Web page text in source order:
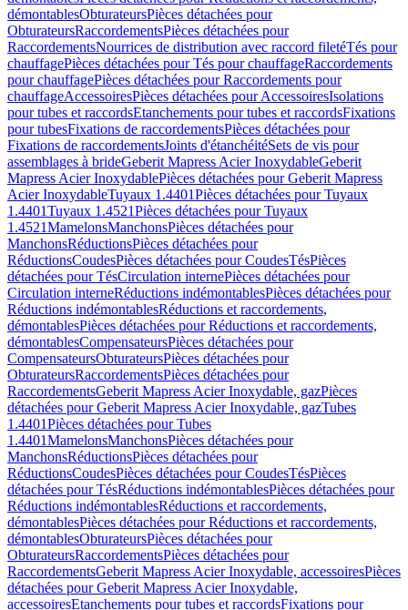
démontablesObturateursPièces détachées pour
ObturateursRaccordementsPièces détachées pour
RaccordementsNourrices de distribution avec raccord filetéTés pour
chauffagePièces détachées pour Tés pour chauffageRaccordements
pour chauffagePièces détachées pour Raccordements pour
chauffageAccessoiresPièces détachées pour AccessoiresIsolations
pour tubes et raccordsEtanchements pour tubes et raccordsFixations
pour tubesFixations de raccordementsPièces détachées pour
Fixations de raccordementsJoints d'étanchéitéSets de vis pour
assemblages à brideGeberit Mapress Acier InoxydableGeberit
Mapress Acier InoxydablePièces détachées pour Geberit Mapress
Acier InoxydableTuyaux 1.4401Pièces détachées pour Tuyaux
1.4401Tuyaux 1.4521Pièces détachées pour Tuyaux
1.4521MamelonsManchonsPièces détachées pour
ManchonsRéductionsPièces détachées pour
RéductionsCoudesPièces détachées pour CoudesTésPièces
détachées pour TésCirculation internePièces détachées pour
Circulation interneRéductions indémontablesPièces détachées pour
Réductions indémontablesRéductions et raccordements,
démontablesPièces détachées pour Réductions et raccordements,
démontablesCompensateursPièces détachées pour
CompensateursObturateursPièces détachées pour
ObturateursRaccordementsPièces détachées pour
RaccordementsGeberit Mapress Acier Inoxydable, gazPièces
détachées pour Geberit Mapress Acier Inoxydable, gazTubes
1.4401Pièces détachées pour Tubes
1.4401MamelonsManchonsPièces détachées pour
ManchonsRéductionsPièces détachées pour
RéductionsCoudesPièces détachées pour CoudesTésPièces
détachées pour TésRéductions indémontablesPièces détachées pour
Réductions indémontablesRéductions et raccordements,
démontablesPièces détachées pour Réductions et raccordements,
démontablesObturateursPièces détachées pour
ObturateursRaccordementsPièces détachées pour
RaccordementsGeberit Mapress Acier Inoxydable, accessoiresPièces
détachées pour Geberit Mapress Acier Inoxydable,
accessoiresEtanchements pour tubes et raccordsFixations pour